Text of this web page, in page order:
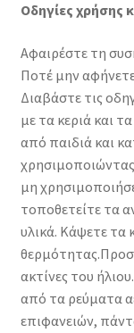
Οδηγίες χρήσης
Αφαιρέστε τη
Ποτέ μην
Διαβάστε τις
με τα κεριά και
από παιδιά και
μη
τοποθετείτε τα
υλικά. Κάψετε τα
ακτίνες του
από τα ρεύματα
επιφανειών,